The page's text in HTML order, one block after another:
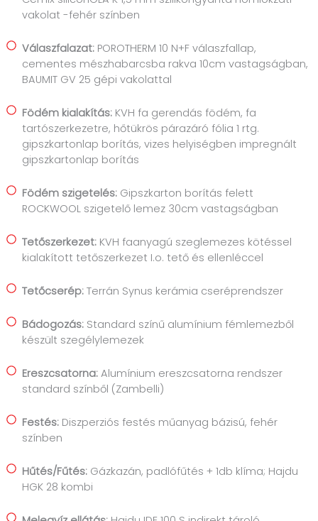
vakolat -fehér színben
Válaszfalazat: POROTHERM 10 N+F válaszfallap,
cementes mészhabarcsba rakva 10cm vastagságban,
BAUMIT GV 25 gépi vakolattal
Födém kialakítás: KVH fa gerendás födém, fa
tartószerkezetre, hőtükrös párazáró fólia 1 rtg.
gipszkartonlap borítás, vizes helyiségben impregnált
gipszkartonlap borítás
Födém szigetelés: Gipszkarton borítás felett
ROCKWOOL szigetelő lemez 30cm vastagságban
Tetőszerkezet: KVH faanyagú szeglemezes kötéssel
kialakított tetőszerkezet I.o. tető és ellenléccel
Tetőcserép:Terrán Synus kerámia cseréprendszer
Bádogozás: Standard színű alumínium fémlemezből
készült szegélylemezek
Ereszcsatorna:Alumínium ereszcsatorna rendszer
standard színből (Zambelli)
Festés: Diszperziós festés műanyag bázisú, fehér
színben
Hűtés/Fűtés: Gázkazán, padlófűtés + 1db klíma; Hajdu
HGK 28 kombi